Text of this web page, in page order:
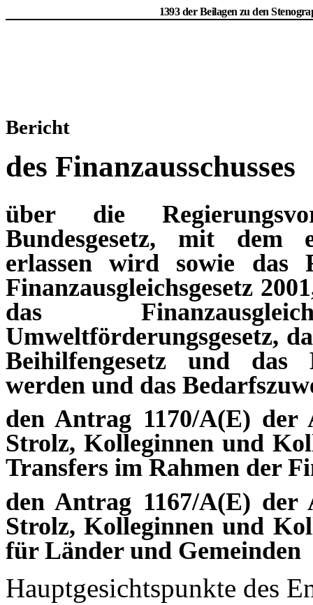
1393 der Beilagen zu den
Bericht
des Finanzausschusses
über die
Bundesgesetz, mit dem
erlassen wird sowie das
Finanzausgleichsgesetz
das
Umweltförderungsgesetz,
Beihilfengesetz und das
werden und das
den Antrag 1170/A(E) der
Strolz, Kolleginnen und
Transfers im Rahmen der
den Antrag 1167/A(E) der
Strolz, Kolleginnen und
für Länder und Gemeinden
Hauptgesichtspunkte des